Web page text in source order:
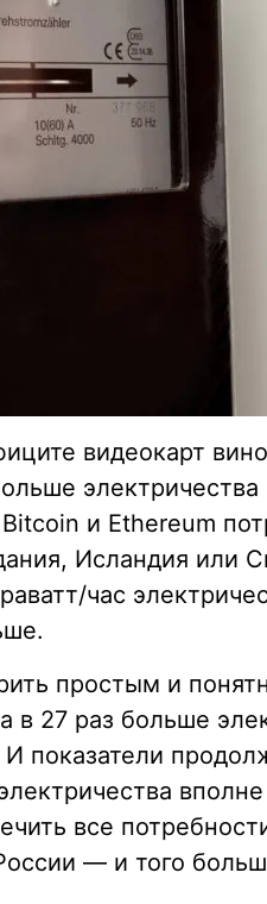
видеокарт
и Ethereum
Исландия или
час
простым и
в 27 раз больше
И показатели
все
— и того